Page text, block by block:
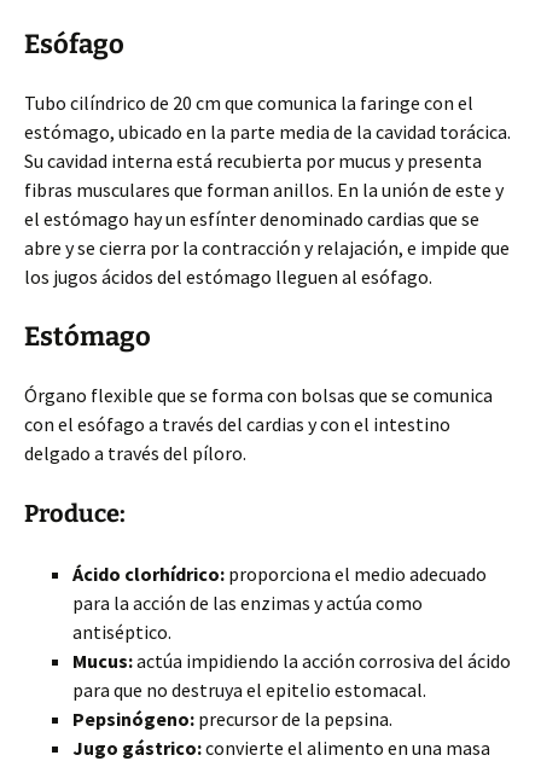
Esófago
Tubo cilíndrico de 20 cm que comunica la faringe con el
estómago, ubicado en la parte media de la cavidad torácica.
Su cavidad interna está recubierta por mucus y presenta
fibras musculares que forman anillos. En la unión de este y
el estómago hay un esfínter denominado cardias que se
abre y se cierra por la contracción y relajación, e impide que
los jugos ácidos del estómago lleguen al esófago.
Estómago
Órgano flexible que se forma con bolsas que se comunica
con el esófago a través del cardias y con el intestino
delgado a través del píloro.
Produce:
Ácido clorhídrico: proporciona el medio adecuado
para la acción de las enzimas y actúa como
antiséptico.
Mucus:actúa impidiendo la acción corrosiva del ácido
para que no destruya el epitelio estomacal.
Pepsinógeno: precursor de la pepsina.
Jugo gástrico:convierte el alimento en una masa